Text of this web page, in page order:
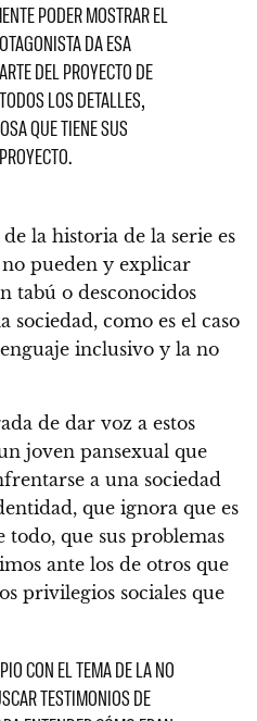
PODER MOSTRAR EL
DA ESA
DEL PROYECTO DE
LOS DETALLES,
QUE TIENE SUS
la historia de la serie es
pueden y explicar
tabú o desconocidos
sociedad, como es el caso
inclusivo y la no
de dar voz a estos
joven pansexual que
a una sociedad
que ignora que es
todo, que sus problemas
ante los de otros que
privilegios sociales que
CON EL TEMA DE LA NO
TESTIMONIOS DE